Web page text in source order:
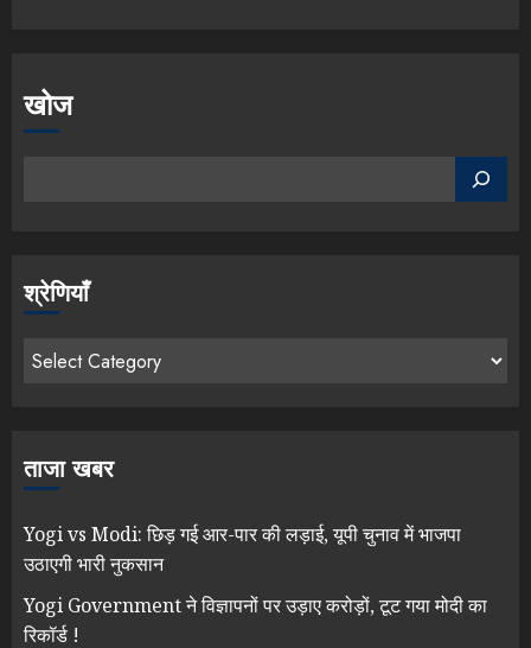
खोज
श्रेणियाँ
ताजा खबर
Yogi vs Modi: छिड़ गई आर-पार की लड़ाई, यूपी चुनाव में भाजपा
उठाएगी भारी नुकसान
Yogi Government ने विज्ञापनों पर उड़ाए करोड़ों, टूट गया मोदी का
रिकॉर्ड !